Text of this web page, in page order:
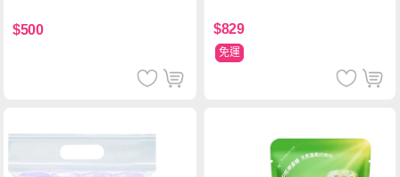
$500 $829
免運